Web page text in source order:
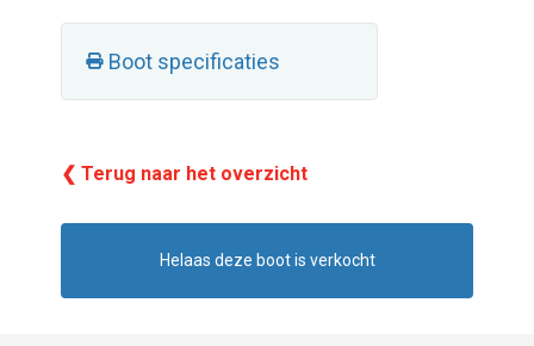
Boot specificaties
❮ Terug naar het overzicht
Helaas deze boot is verkocht